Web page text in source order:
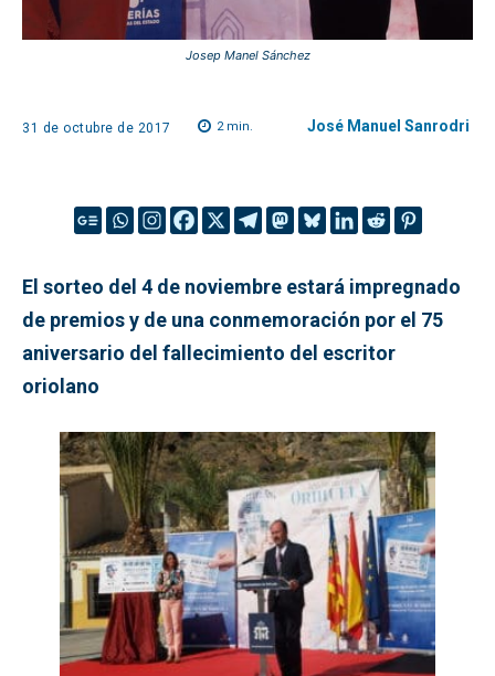
Josep Manel Sánchez
31 de octubre de 2017 2min. José Manuel Sanrodri
El sorteo del 4 de noviembre estará impregnado
de premios y de una conmemoración por el 75
aniversario del fallecimiento del escritor
oriolano